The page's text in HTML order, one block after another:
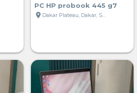
PC HP probook 445 g7
location_on
Dakar Plateau, Dakar, Sénégal